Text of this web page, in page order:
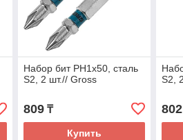
Набор бит PH1х50, сталь
S2, 2 шт.// Gross
809₸
Купить
S2,
802